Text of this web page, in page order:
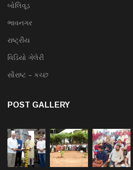
બોલિવૂડ
ભાવનગર
રાષ્ટ્રીય
વિડિયો ગેલેરી
સૌરાષ્ટ – કચ્છ
POST GALLERY